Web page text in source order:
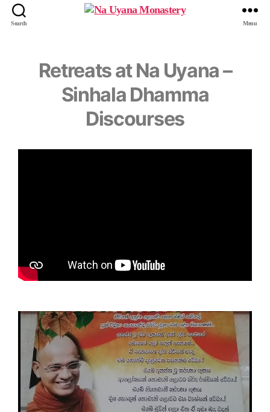
Search Menu
Retreats at Na Uyana –
Sinhala Dhamma
Discourses